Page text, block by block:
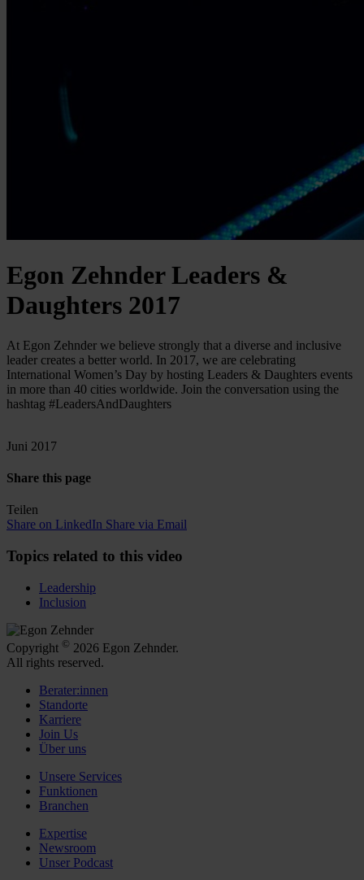
Egon Zehnder Leaders &
Daughters 2017
At Egon Zehnder we believe strongly that a diverse and inclusive
leader creates a better world. In 2017, we are celebrating
International Women’s Day by hosting Leaders & Daughters events
in more than 40 cities worldwide. Join the conversation using the
hashtag #LeadersAndDaughters
Juni 2017
Share this page
Teilen
Share on LinkedIn Share via Email
Topics related to this video
Leadership
Inclusion
Copyright © 2026 Egon Zehnder.
All rights reserved.
Berater:innen
Standorte
Karriere
Join Us
Über uns
Unsere Services
Funktionen
Branchen
Expertise
Newsroom
Unser Podcast